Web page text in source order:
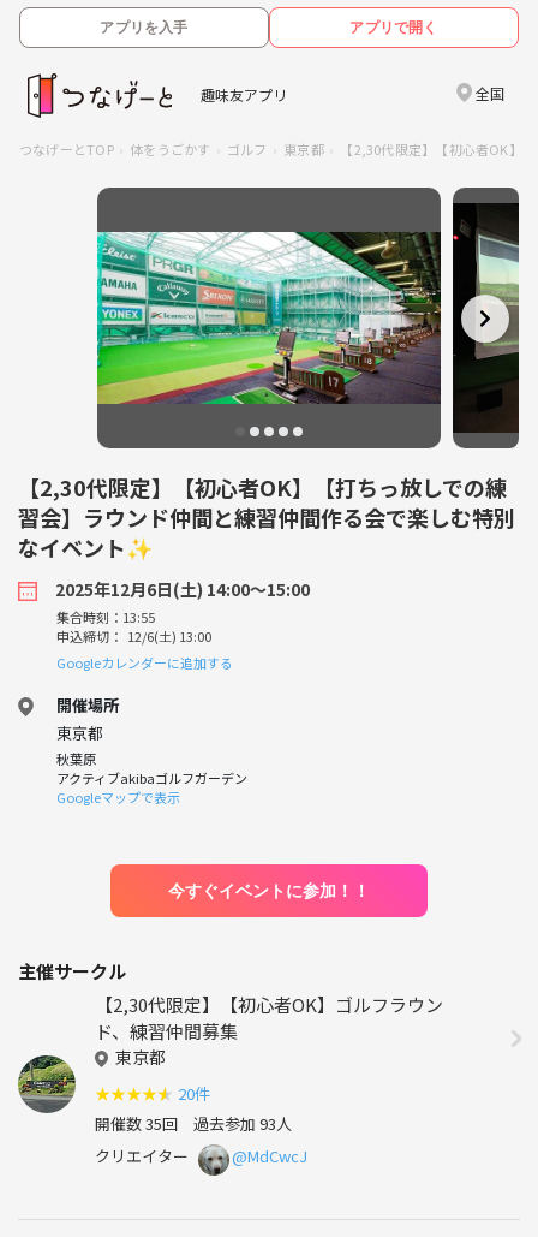
アプリを入手 アプリで開く
趣味友アプリ 全国
つなげーとTOP 体をうごかす ゴルフ 東京都 【2,30代限定】【初心者OK】
【2,30代限定】【初心者OK】【打ちっ放しでの練
習会】ラウンド仲間と練習仲間作る会で楽しむ特別
なイベント✨
2025年12月6日(土) 14:00〜15:00
集合時刻：13:55
申込締切： 12/6(土) 13:00
Googleカレンダーに追加する
開催場所
東京都
秋葉原
アクティブakibaゴルフガーデン
Googleマップで表示
今すぐイベントに参加！！
主催サークル
【2,30代限定】【初心者OK】ゴルフラウン
ド、練習仲間募集
東京都
★★★★★ 20件
開催数 35回 過去参加 93人
クリエイター
@MdCwcJ